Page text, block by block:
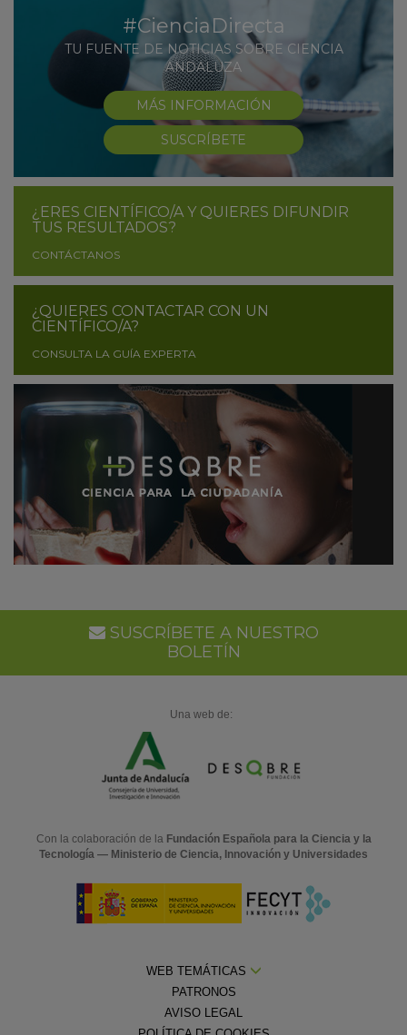
#CienciaDirecta
TU FUENTE DE NOTICIAS SOBRE CIENCIA
ANDALUZA
MÁS INFORMACIÓN
SUSCRÍBETE
¿ERES CIENTÍFICO/A Y QUIERES DIFUNDIR
TUS RESULTADOS?
CONTÁCTANOS
¿QUIERES CONTACTAR CON UN
CIENTÍFICO/A?
CONSULTA LA GUÍA EXPERTA
SUSCRÍBETE A NUESTRO
BOLETÍN
Una web de:
Con la colaboración de la Fundación Española para la Ciencia y la
Tecnología — Ministerio de Ciencia, Innovación y Universidades
WEB TEMÁTICAS
PATRONOS
AVISO LEGAL